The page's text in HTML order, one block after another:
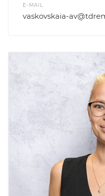
E-MAIL
vaskovskaia-